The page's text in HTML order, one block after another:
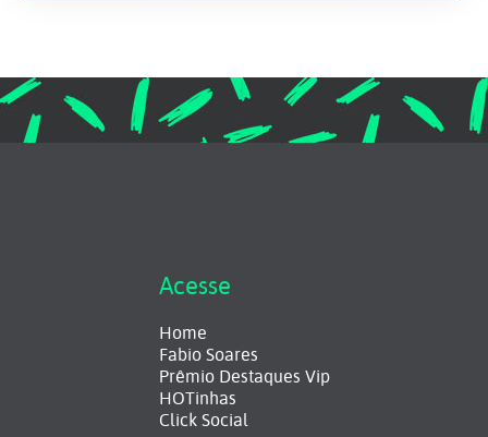
Acesse
Home
Fabio Soares
Prêmio Destaques Vip
HOTinhas
Click Social